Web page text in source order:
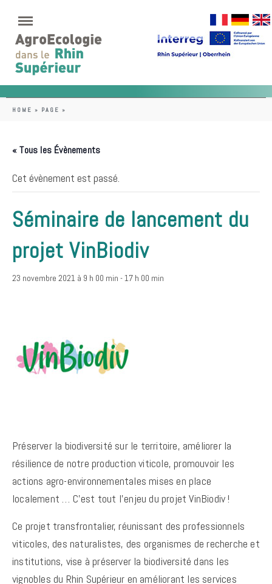
HOME » PAGE »
« Tous les Évènements
Cet évènement est passé.
Séminaire de lancement du
projet VinBiodiv
23 novembre 2021 à 9 h 00 min -17 h 00 min
Préserver la biodiversité sur le territoire, améliorer la
résilience de notre production viticole, promouvoir les
actions agro-environnementales mises en place
localement … C’est tout l’enjeu du projet VinBiodiv !
Ce projet transfrontalier, réunissant des professionnels
viticoles, des naturalistes, des organismes de recherche et
institutions, vise à préserver la biodiversité dans les
vignobles du Rhin Supérieur en améliorant les services